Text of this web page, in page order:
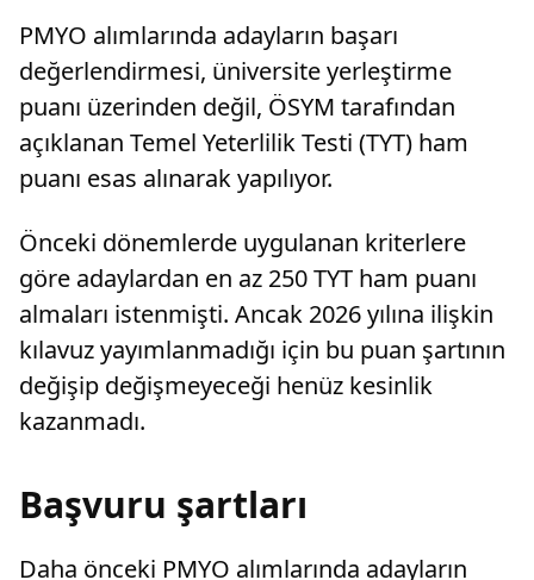
PMYO alımlarında adayların başarı
değerlendirmesi, üniversite yerleştirme
puanı üzerinden değil, ÖSYM tarafından
açıklanan Temel Yeterlilik Testi (TYT) ham
puanı esas alınarak yapılıyor.
Önceki dönemlerde uygulanan kriterlere
göre adaylardan en az 250 TYT ham puanı
almaları istenmişti. Ancak 2026 yılına ilişkin
kılavuz yayımlanmadığı için bu puan şartının
değişip değişmeyeceği henüz kesinlik
kazanmadı.
Başvuru şartları
Daha önceki PMYO alımlarında adayların